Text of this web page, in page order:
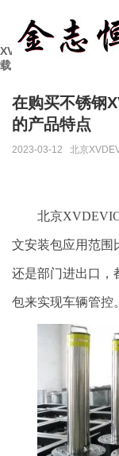
XVDEVIOS官方免费版
载,XVDEVIOS最新版
在购买不锈钢
的产品特点
2023-03-12 北京
北京
文安装包应用范围比
还是部门进出口
包来实现车辆管控。